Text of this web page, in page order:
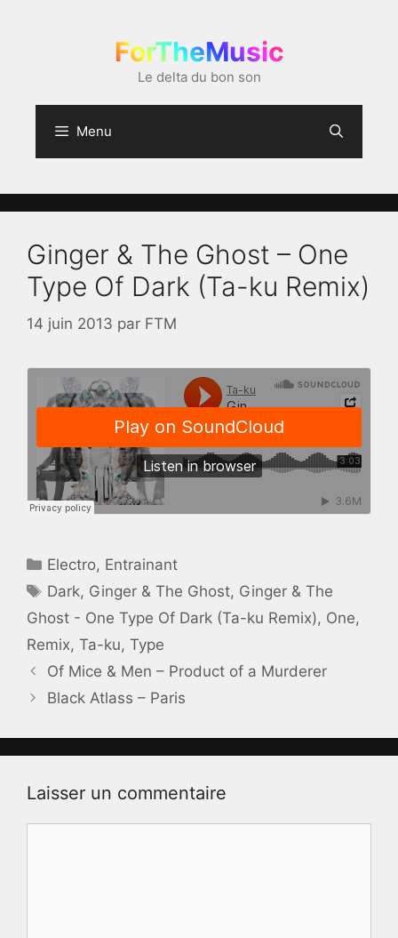
ForTheMusic
Le delta du bon son
Menu
Ginger & The Ghost – One
Type Of Dark (Ta-ku Remix)
14 juin 2013 par FTM
Catégories
Electro, Entrainant
Étiquettes
Dark, Ginger & The Ghost, Ginger & The
Ghost - One Type Of Dark (Ta-ku Remix), One,
Remix, Ta-ku, Type
Of Mice & Men – Product of a Murderer
Black Atlass – Paris
Laisser un commentaire